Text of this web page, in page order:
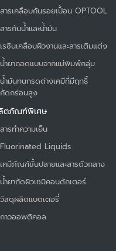
สารเคลือบกันรอยเปื้อน OPTOOL
สารกันน้ำและน้ำมัน
เรซินเคลือบผิวงานและสารเติมแต่ง
น้ำยาถอดแบบจากแม่พิมพ์กลุ่ม
น้ำมันทนกรดด่างเคมีที่มีฤทธิ์
กัดกร่อนสูง
ตภัณฑ์พิเศษ
สารทำความเย็น
Fluorinated Liquids
เคมีภัณฑ์ขั้นปลายและสารตัวกลาง
น้ำยากัดผิวเซมิคอนดักเตอร์
วัสดุผลิตแบตเตอรี่
กาวออพติคอล